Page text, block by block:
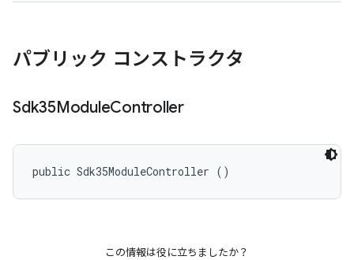
パブリック コンストラクタ
Sdk35ModuleController
public Sdk35ModuleController ()
この情報は役に立ちましたか？